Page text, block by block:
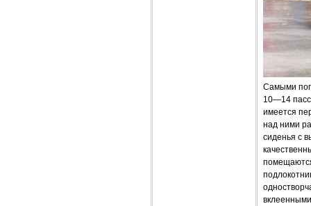
Самыми
10—14
имеется
над ними
сиденья с